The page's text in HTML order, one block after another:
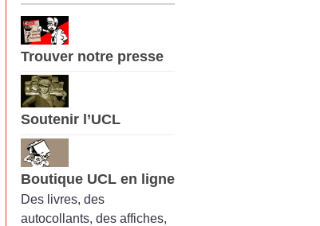
Trouver notre presse
Soutenir l’UCL
Boutique UCL en ligne
Des livres, des
autocollants, des affiches,